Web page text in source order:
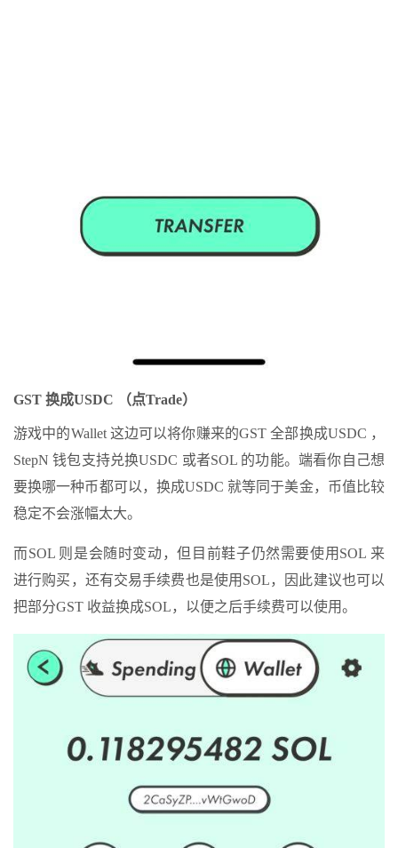
GST 换成USDC （点Trade）
游戏中的Wallet 这边可以将你赚来的GST 全部换成USDC ，
StepN 钱包支持兑换USDC 或者SOL 的功能。端看你自己想
要换哪一种币都可以，换成USDC 就等同于美金，币值比较
稳定不会涨幅太大。
而SOL 则是会随时变动，但目前鞋子仍然需要使用SOL 来
进行购买，还有交易手续费也是使用SOL，因此建议也可以
把部分GST 收益换成SOL，以便之后手续费可以使用。